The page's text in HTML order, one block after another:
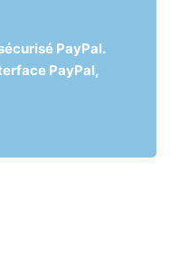
PayPal.
PayPal,